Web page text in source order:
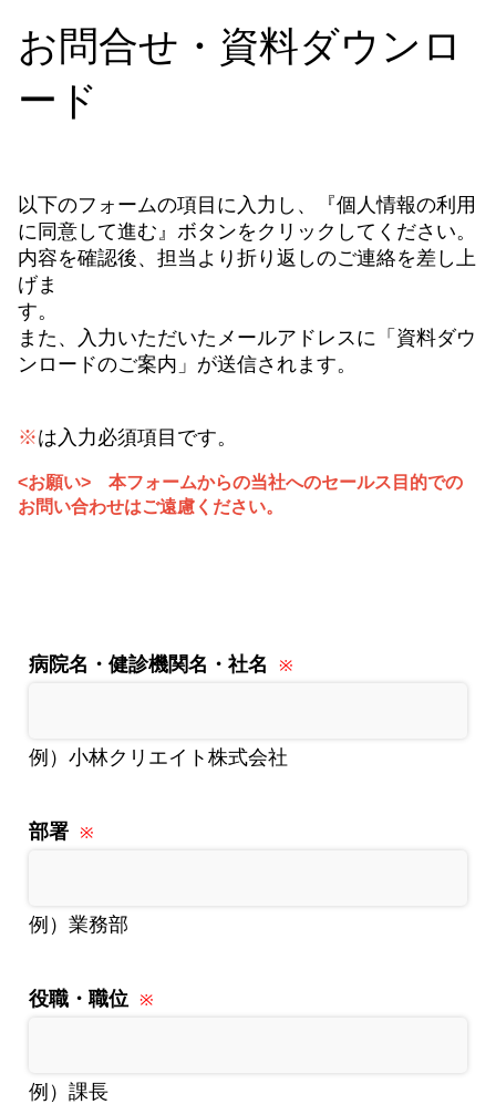
お問合せ・資料ダウンロ
ード
以下のフォームの項目に入力し、『個人情報の利用
に同意して進む』ボタンをクリックしてください。
内容を確認後、担当より折り返しのご連絡を差し上
げま
また、入力いただいたメールアドレスに「資料ダウ
ンロードのご案内」が送信されます。
※は入力必須項目です。
<お願い> 本フォームからの当社へのセールス目的での
お問い合わせはご遠慮ください。
病院名・健診機関名・社名
例）小林クリエイト株式会社
部署
例）業務部
役職・職位
例）課長